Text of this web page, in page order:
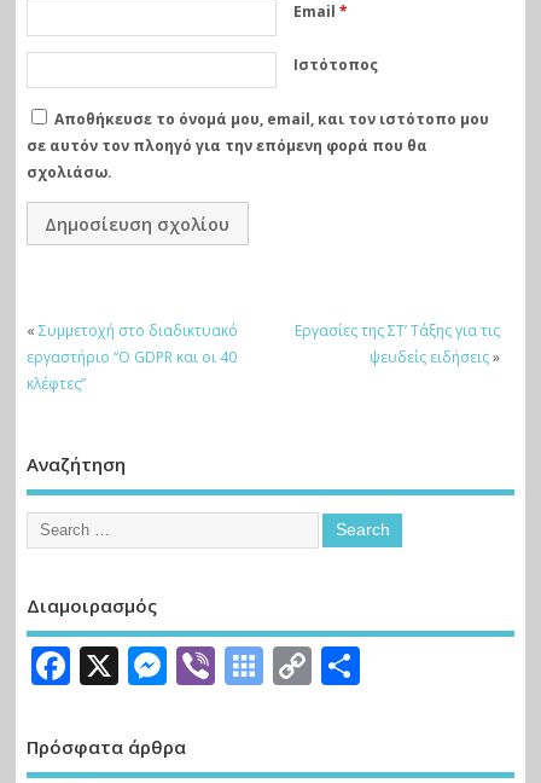
Email *
Ιστότοπος
Αποθήκευσε το όνομά μου, email, και τον ιστότοπο μου
σε αυτόν τον πλοηγό για την επόμενη φορά που θα
σχολιάσω.
« Συμμετοχή στο διαδικτυακό
εργαστήριο “Ο GDPR και οι 40
κλέφτες”
Εργασίες της ΣΤ’ Τάξης για τις
ψευδείς ειδήσεις»
Αναζήτηση
Διαμοιρασμός
Facebook
X Messenger
ViberSymbaloo
Bookmarks
Copy
Link
Πρόσφατα άρθρα